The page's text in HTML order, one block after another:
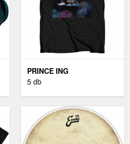
PRINCE ING
WATERCOLOURS UNISEX
5 db